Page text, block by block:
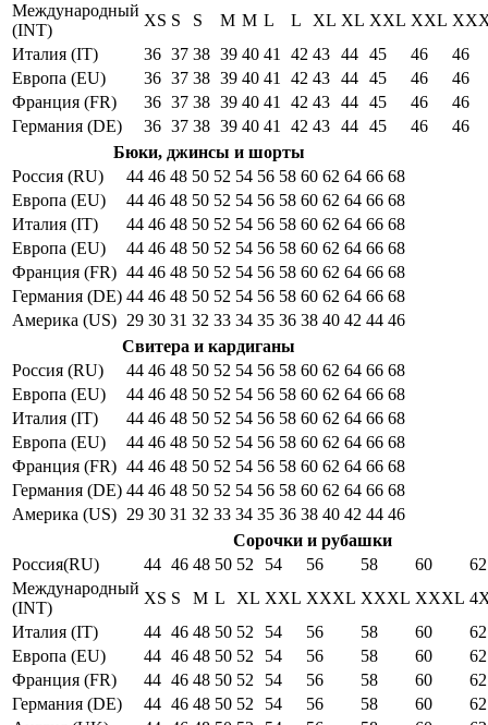
Международный
(INT)
XS S S M M L L XL XL XXL XXL
Италия (IT)
36 37 38 39 40 41 42 43 44 45 46
46
Европа (EU)
36 37 38 39 40 41 42 43 44 45 46
46
Франция (FR)
36 37 38 39 40 41 42 43 44 45 46
46
Германия (DE)
36 37 38 39 40 41 42 43 44 45 46
46
Бюки, джинсы и шорты
Россия (RU)
44 46 48 50 52 54 56 58 60 62 64 66 68
Европа (EU)
44 46 48 50 52 54 56 58 60 62 64 66 68
Италия (IT)
44 46 48 50 52 54 56 58 60 62 64 66 68
Европа (EU)
44 46 48 50 52 54 56 58 60 62 64 66 68
Франция (FR) 44 46 48 50 52 54 56 58 60 62 64 66 68
Германия (DE) 44 46 48 50 52 54 56 58 60 62 64 66 68
Америка (US) 29 30 31 32 33 34 35 36 38 40 42 44 46
Свитера и кардиганы
Россия (RU)
44 46 48 50 52 54 56 58 60 62 64 66 68
Европа (EU)
44 46 48 50 52 54 56 58 60 62 64 66 68
Италия (IT)
44 46 48 50 52 54 56 58 60 62 64 66 68
Европа (EU)
44 46 48 50 52 54 56 58 60 62 64 66 68
Франция (FR) 44 46 48 50 52 54 56 58 60 62 64 66 68
Германия (DE) 44 46 48 50 52 54 56 58 60 62 64 66 68
Америка (US) 29 30 31 32 33 34 35 36 38 40 42 44 46
Сорочки и рубашки
Россия(RU)
44 46 48 50 52 54 56 58 60
62
Международный
(INT)
XS S M L XL XXL XXXL XXXL XXXL
Италия (IT)
44 46 48 50 52 54 56 58 60
62
Европа (EU)
44 46 48 50 52 54 56 58 60
62
Франция (FR)
44 46 48 50 52 54 56 58 60
62
Германия (DE)
44 46 48 50 52 54 56 58 60
62